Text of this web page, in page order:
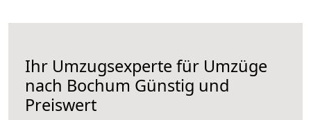
Ihr Umzugsexperte für Umzüge
nach Bochum Günstig und
Preiswert